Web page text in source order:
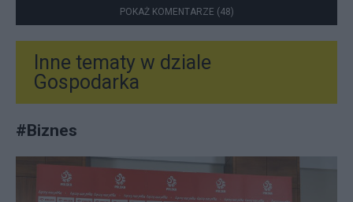
POKAŻ KOMENTARZE (48)
Inne tematy w dziale
Gospodarka
#Biznes